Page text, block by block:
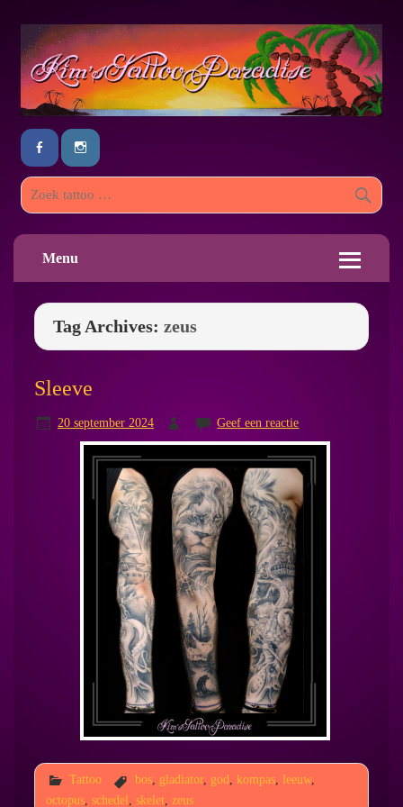
Menu
Tag Archives: zeus
Sleeve
20 september 2024 Geef een reactie
Tattoo bos, gladiator, god kompas, leeuw,
octopus, schedel skelet, zeus